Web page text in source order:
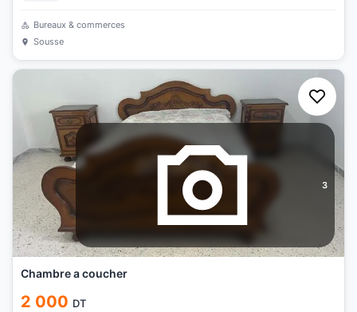
Bureaux & commerces
Sousse
3
Chambre a coucher
2 000 DT